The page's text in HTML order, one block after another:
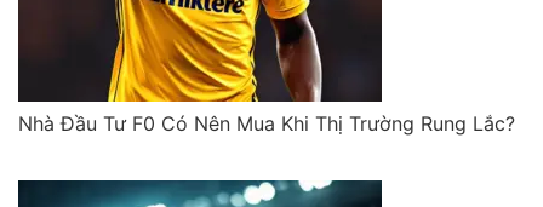
Nhà Đầu Tư F0 Có Nên Mua Khi Thị Trường Rung Lắc?